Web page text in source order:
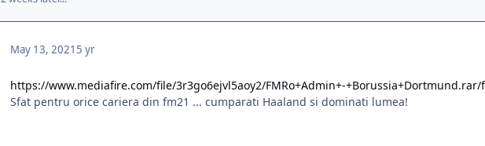
May 13, 2021 5 yr
https://www.mediafire.com/file/3r3go6ejvl5aoy2/FMRo+Admin+-+Borussia+Dortmund.rar/
Sfat pentru orice cariera din fm21 ... cumparati Haaland si dominati lumea!